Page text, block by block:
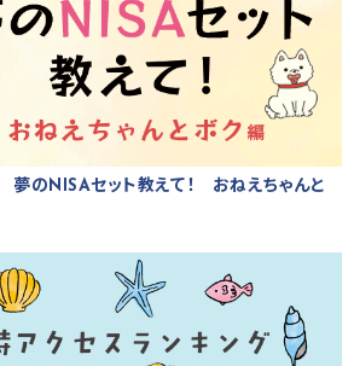
のNISAセット教えて！ おねえちゃんと